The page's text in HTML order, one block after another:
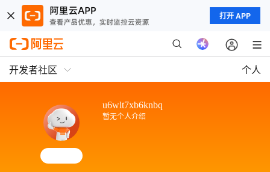
打开 APP
开发者社区 个人
u6wlt7xb6knbq
暂无个人介绍